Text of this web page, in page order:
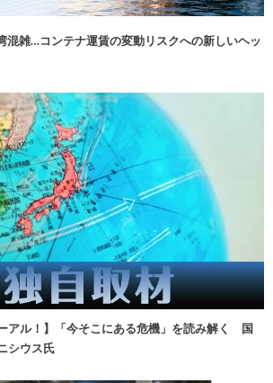
混雑…コンテナ運賃の変動リスクへの新しいヘッ
アル！】「今そこにある危機」を読み解く 国
シウス氏